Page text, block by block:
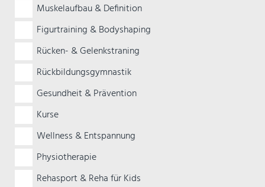
Muskelaufbau & Definition
Figurtraining & Bodyshaping
Rücken- & Gelenkstraning
Rückbildungsgymnastik
Gesundheit & Prävention
Kurse
Wellness & Entspannung
Physiotherapie
Rehasport & Reha für Kids